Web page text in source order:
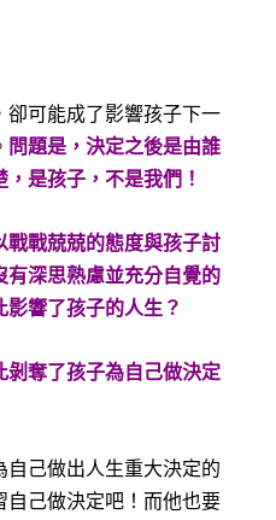
卻可能成了影響孩子下一
問題是，決定之後是由誰
是孩子，不是我們！
戰戰兢兢的態度與孩子討
深思熟慮並充分自覺的
響了孩子的人生？
剝奪了孩子為自己做決定
己做出人生重大決定的
自己做決定吧！而他也要